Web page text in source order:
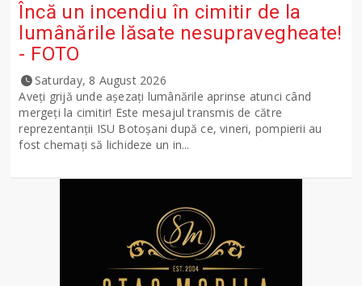
Încă un incendiu în cimitir de la
lumânările lăsate nesupravegheate!
- FOTO
Saturday, 8 August 2026
Aveți grijă unde așezați lumânările aprinse atunci când
mergeți la cimitir! Este mesajul transmis de către
reprezentanții ISU Botoșani după ce, vineri, pompierii au
fost chemați să lichideze un in...